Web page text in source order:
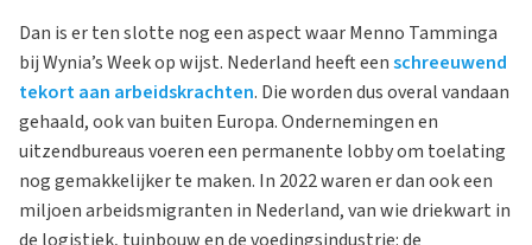
Dan is er ten slotte nog een aspect waar Menno Tamminga
bij Wynia’s Week op wijst. Nederland heeft eenschreeuwend
tekort aan arbeidskrachten. Die worden dus overal vandaan
gehaald, ook van buiten Europa. Ondernemingen en
uitzendbureaus voeren een permanente lobby om toelating
nog gemakkelijker te maken. In 2022 waren er dan ook een
miljoen arbeidsmigranten in Nederland, van wie driekwart in